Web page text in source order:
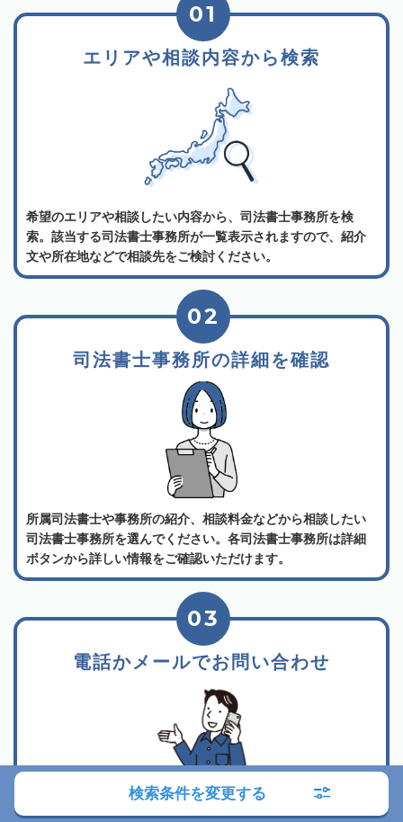
エリアや相談内容から検索
01
希望のエリアや相談したい内容から、司法書士事務所を検
索。該当する司法書士事務所が一覧表示されますので、紹介
文や所在地などで相談先をご検討ください。
司法書士事務所の詳細を確認
02
所属司法書士や事務所の紹介、相談料金などから相談したい
司法書士事務所を選んでください。各司法書士事務所は詳細
ボタンから詳しい情報をご確認いただけます。
電話かメールでお問い合わせ
03
検索条件を変更する